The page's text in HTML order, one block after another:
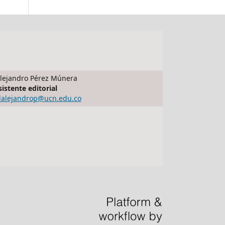
Pérez Múnera
editorial